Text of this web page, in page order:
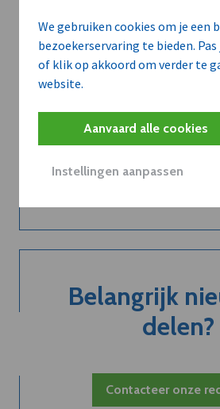
We gebruiken cookies om je een
bezoekerservaring te bieden.
of klik op akkoord om verder te
website.
Aanvaard alle cookies
Instellingen aanpassen
Kort de
Neem dVO Leads
Belangrijk
delen?
Contacteer onze